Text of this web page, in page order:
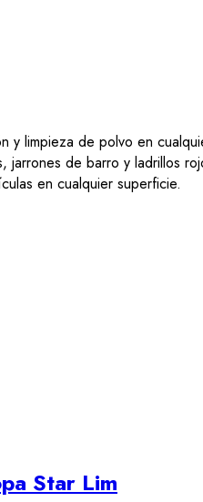
y limpieza de polvo en
jarrones de barro y ladrillos
en cualquier superficie.
Star Lim